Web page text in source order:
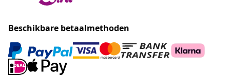
Beschikbare betaalmethoden